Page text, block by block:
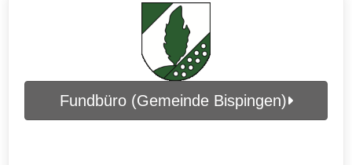
Fundbüro (Gemeinde Bispingen)